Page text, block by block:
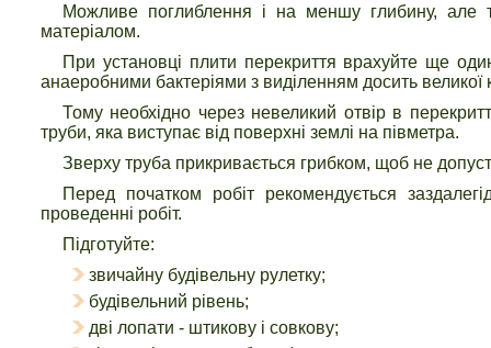
Можливе поглиблення і на меншу глибину, але
матеріалом.
При установці плити перекриття врахуйте ще
анаеробними бактеріями з виділенням досить великої
Тому необхідно через невеликий отвір в
труби, яка виступає від поверхні землі на півметра.
Зверху труба прикривається грибком, щоб не
Перед початком робіт рекомендується
проведенні робіт.
Підготуйте:
звичайну будівельну рулетку;
будівельний рівень;
дві лопати - штикову і совкову;